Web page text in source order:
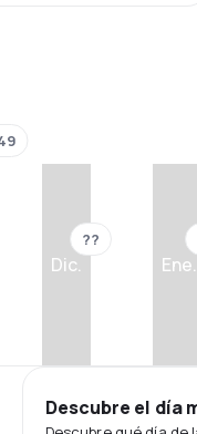
Dic.
??
Ene.
Descubre el día